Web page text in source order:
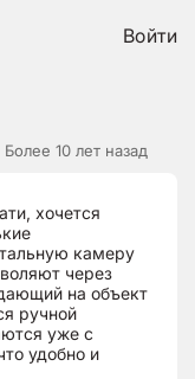
Войти
Более 10 лет назад
хочется
камеру
через
на объект
ручной
уже с
удобно и